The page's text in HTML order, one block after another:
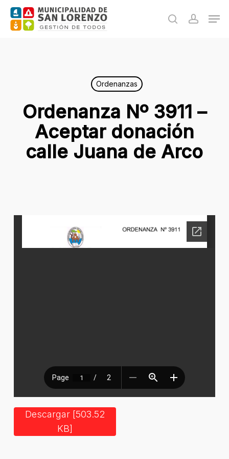
Skip
search
Ordenanzas
Ordenanza Nº 3911 –
Aceptar donación
calle Juana de Arco
Descargar [503.52
KB]